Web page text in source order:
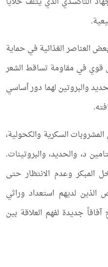
العناصر الغذائية في حماية
قوي في مقاومة تساقط الشعر
والبروتين لهما دور أساسي
السكرية والكحولية،
د، والحديد، والبروتينات.
المبكر وعدم الانتظار حتى
الذين لديهم استعداد وراثي
جديدة لفهم العلاقة بين